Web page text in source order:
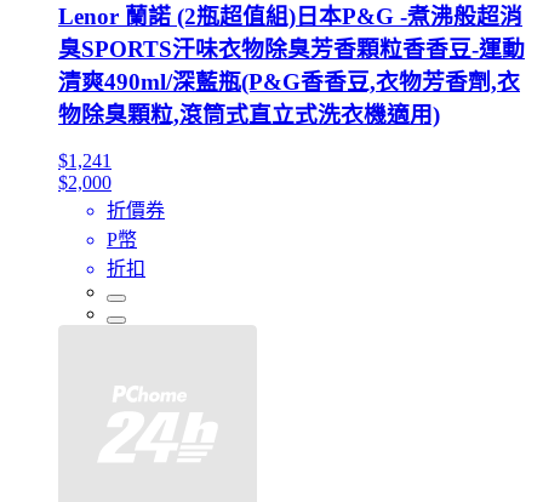
Lenor 蘭諾 (2瓶超值組)日本P&G -煮沸般超消
臭SPORTS汗味衣物除臭芳香顆粒香香豆-運動
清爽490ml/深藍瓶(P&G香香豆,衣物芳香劑,衣
物除臭顆粒,滾筒式直立式洗衣機適用)
$1,241
$2,000
折價券
P幣
折扣